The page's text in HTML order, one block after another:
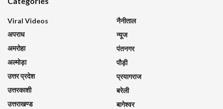
Viral Videos
अपराध
अमरोहा
अल्मोड़ा
उत्तर प्रदेश
उत्तरकाशी
उत्तराखण्ड
नैनीताल
न्यूज
पंतनगर
पौड़ी
प्रयागराज
बरेली
बागेश्वर